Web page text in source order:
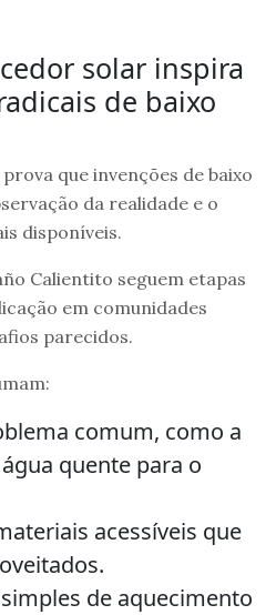
solar inspira
de baixo
que invenções de baixo
da realidade e o
disponíveis.
Calientito seguem etapas
em comunidades
parecidos.
comum, como a
quente para o
acessíveis que
de aquecimento